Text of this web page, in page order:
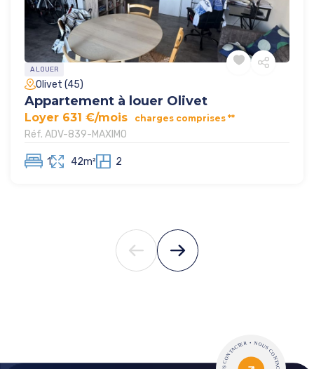
A LOUER
Réf. ADV-839-MAXIMO
Olivet (45)
Appartement à louer Olivet
1 42m² 2
Loyer 631 €/mois charges comprises **